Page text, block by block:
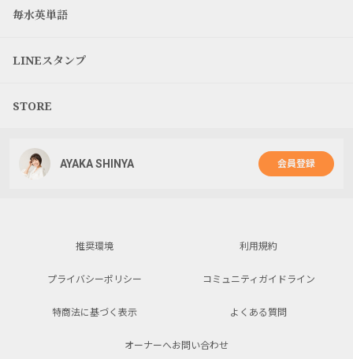
毎水英単語
LINEスタンプ
STORE
AYAKA SHINYA 会員登録
推奨環境 利用規約
プライバシーポリシー コミュニティガイドライン
特商法に基づく表示 よくある質問
オーナーへお問い合わせ